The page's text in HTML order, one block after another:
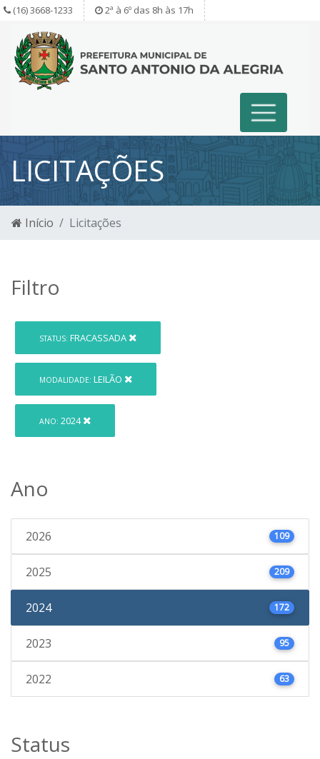
(16) 3668-1233 2ª à 6º das 8h às 17h
LICITAÇÕES
Início Licitações
Filtro
STATUS: FRACASSADA
MODALIDADE: LEILÃO
ANO: 2024
Ano
2026 109
2025 209
2024 172
2023 95
2022 63
Status